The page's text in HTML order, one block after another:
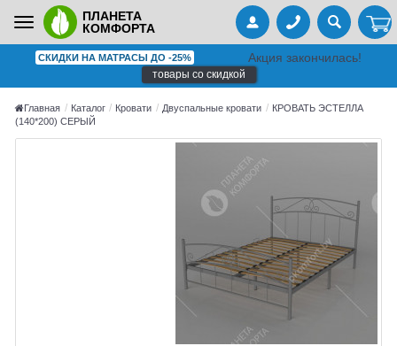
Toggle
navigation
ПЛАНЕТА
КОМФОРТА
СКИДКИ НА МАТРАСЫ ДО -25% Акция закончилась!
товары со скидкой
Главная Каталог Кровати Двуспальные кровати
КРОВАТЬ ЭСТЕЛЛА
(140*200) СЕРЫЙ